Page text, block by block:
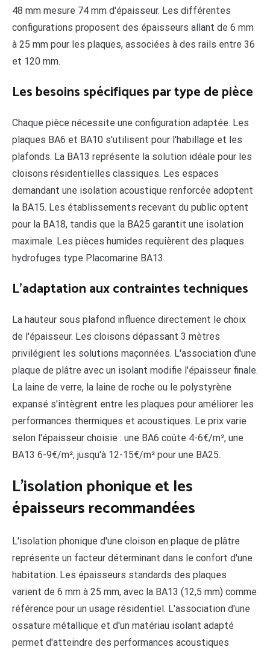
48 mm mesure 74 mm d'épaisseur. Les différentes
configurations proposent des épaisseurs allant de 6 mm
à 25 mm pour les plaques, associées à des rails entre 36
et 120 mm.
Les besoins spécifiques par type de pièce
Chaque pièce nécessite une configuration adaptée. Les
plaques BA6 et BA10 s'utilisent pour l'habillage et les
plafonds. La BA13 représente la solution idéale pour les
cloisons résidentielles classiques. Les espaces
demandant une isolation acoustique renforcée adoptent
la BA15. Les établissements recevant du public optent
pour la BA18, tandis que la BA25 garantit une isolation
maximale. Les pièces humides requièrent des plaques
hydrofuges type Placomarine BA13.
L'adaptation aux contraintes techniques
La hauteur sous plafond influence directement le choix
de l'épaisseur. Les cloisons dépassant 3 mètres
privilégient les solutions maçonnées. L'association d'une
plaque de plâtre avec un isolant modifie l'épaisseur finale.
La laine de verre, la laine de roche ou le polystyrène
expansé s'intègrent entre les plaques pour améliorer les
performances thermiques et acoustiques. Le prix varie
selon l'épaisseur choisie : une BA6 coûte 4-6€/m², une
BA13 6-9€/m², jusqu'à 12-15€/m² pour une BA25.
L'isolation phonique et les
épaisseurs recommandées
L'isolation phonique d'une cloison en plaque de plâtre
représente un facteur déterminant dans le confort d'une
habitation. Les épaisseurs standards des plaques
varient de 6 mm à 25 mm, avec la BA13 (12,5 mm) comme
référence pour un usage résidentiel. L'association d'une
ossature métallique et d'un matériau isolant adapté
permet d'atteindre des performances acoustiques